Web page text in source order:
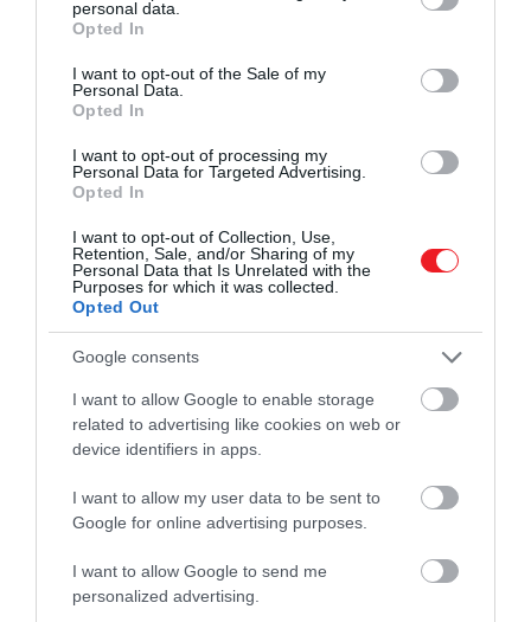
grant or deny consent to Google and its third-party tags to
use your data for below specified purposes in below Google
consent section.
personal data.
Opted In
I want to opt-out of the Sale of my
Personal Data.
Opted In
I want to opt-out of processing my
Personal Data for Targeted Advertising.
Opted In
I want to opt-out of Collection, Use,
Retention, Sale, and/or Sharing of my
Personal Data that Is Unrelated with the
Purposes for which it was collected.
Opted Out
Google consents
I want to allow Google to enable storage
related to advertising like cookies on web or
device identifiers in apps.
I want to allow my user data to be sent to
Google for online advertising purposes.
I want to allow Google to send me
personalized advertising.
Shutterstock
A turisták körében valóban népszerű a sziget északi
részén fekvő város, általában a strand vonzza őket,
tüntetők arra is panaszkodtak, hogy a turizmus
miatt a helyiek nem tudnak lakást vásárolni, mivel a
felhajtja az árakat.
A demonstráól szerint Alcudia ugrásszerűen veszíti
el identitását, és a lakosokat „kitelepítik”.
érkezik Mallorcára. A helyi tisztviselők már korábban
azt nyilatkozták, hogy nem szeretnék, ha
növekedne a számuk. Az év elején a sziget
idegenforgalmi minisztere azt mondta, hogy
Mallorcának a mennyiségi helyett a minőségi
néhány kiemelt bulihelyén, többek között
Magalufban, alkoholfogyasztási korlátozásokat